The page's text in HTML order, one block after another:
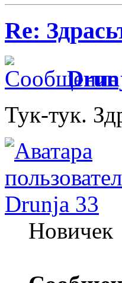
Re:
Тук-тук.
Drunja 33
Новичек